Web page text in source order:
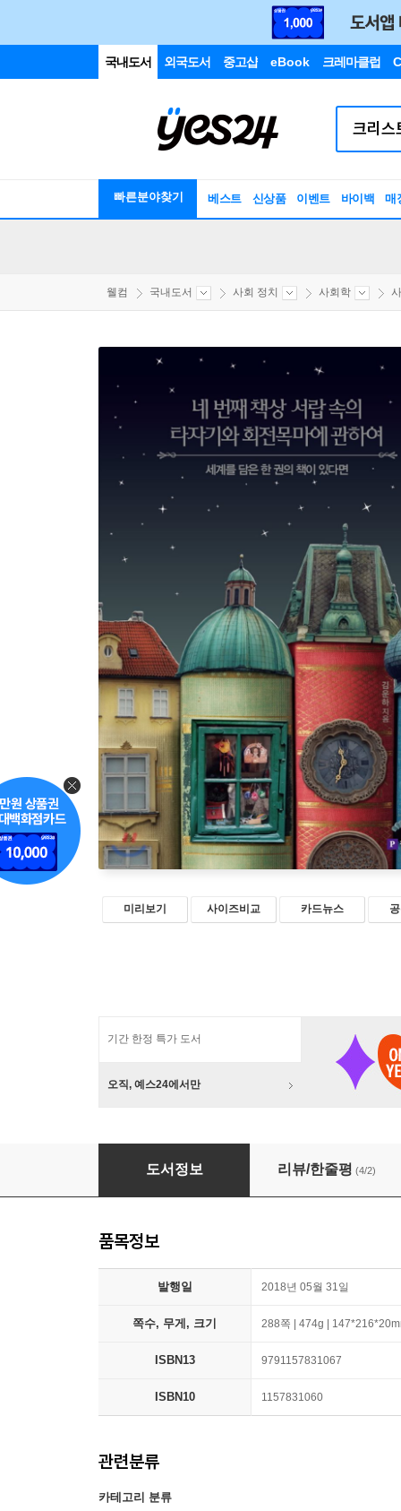
국내도서 외국도서 중고샵 eBook 크레마클럽
빠른분야찾기 베스트 신상품 이벤트 바이백 매
웰컴 국내도서 사회 정치 사회학
미리보기 사이즈비교 카드뉴스
기간 한정 특가 도서
오직, 예스24에서만
네 번째 책상 서랍 속의 타자기와 회전목마에 관
도서정보 리뷰/한줄평 (4/2)
품목정보
발행일 2018년 05월 31일
쪽수, 무게, 크기 288쪽 | 474g |
ISBN13 9791157831067
ISBN10 1157831060
관련분류
카테고리 분류